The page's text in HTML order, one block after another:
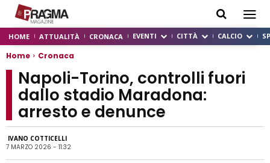
HOME ATTUALITÀ CRONACA EVENTI CITTÀ CALCIO
Home Cronaca
Napoli-Torino, controlli fuori
dallo stadio Maradona:
arresto e denunce
IVANO COTTICELLI
7 MARZO 2026 - 11:32